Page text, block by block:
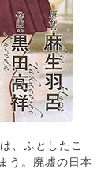
、ふとしたこ
う。廃墟の日本